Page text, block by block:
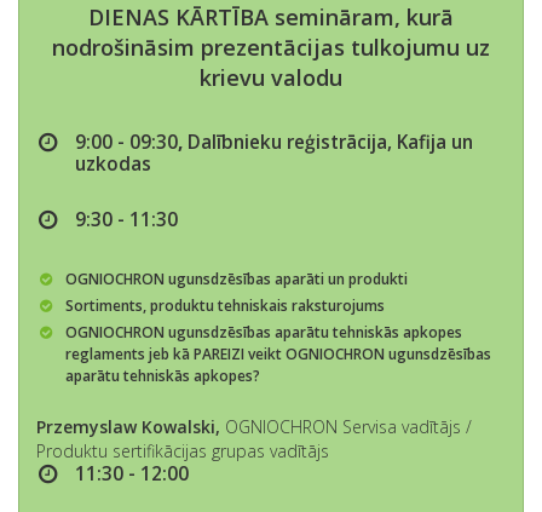
DIENAS KĀRTĪBA semināram, kurā
nodrošināsim prezentācijas tulkojumu uz
krievu valodu
9:00 - 09:30, Dalībnieku reģistrācija, Kafija un
uzkodas
9:30 - 11:30
OGNIOCHRON ugunsdzēsības aparāti un produkti
Sortiments, produktu tehniskais raksturojums
OGNIOCHRON ugunsdzēsības aparātu tehniskās apkopes
reglaments jeb kā PAREIZI veikt OGNIOCHRON ugunsdzēsības
aparātu tehniskās apkopes?
Przemyslaw Kowalski, OGNIOCHRON Servisa vadītājs /
Produktu sertifikācijas grupas vadītājs
11:30 - 12:00